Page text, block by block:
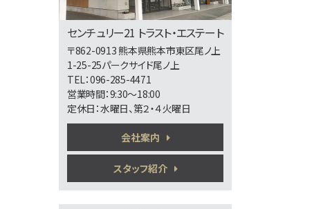
第6位
2,598万円
4ＬＤＫ
2,280万円
4ＬＤＫ
熊本電気鉄道 須屋 徒歩7
分
センチュリー21 トラスト・エステート
〒862-0913 熊本県熊本市東区尾ノ上
1-25-25パークサイド尾ノ上
TEL：096-285-4471
営業時間：9:30～18:00
定休日：水曜日、第２・４火曜日
会社案内
スタッフ紹介